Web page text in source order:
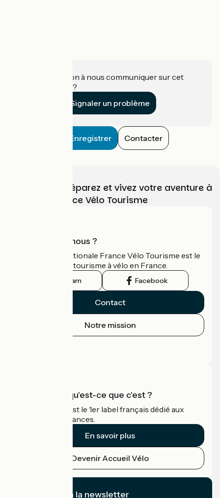
Une information à nous communiquer sur cet
établissement ?
Signaler un problème
Enregistrer Contacter
Choisissez, préparez et vivez votre aventure à
vélo avec France Vélo Tourisme
Qui sommes-nous ?
L'association nationale France Vélo Tourisme est le
guide officiel du tourisme à vélo en France.
Instagram Facebook
Contact
Notre mission
Accueil Vélo qu'est-ce que c'est ?
Accueil Vélo c'est le 1er label français dédié aux
cyclistes en vacances.
En savoir plus
Devenir Accueil Vélo
Je m'abonne à la newsletter